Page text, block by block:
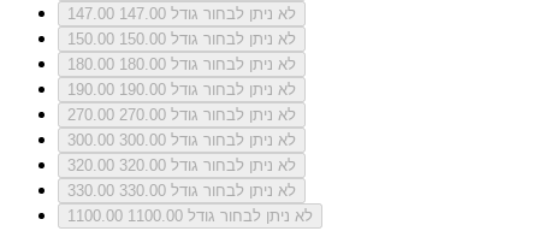
147.00
לא ניתן לבחור גודל 147.00
150.00
לא ניתן לבחור גודל 150.00
180.00
לא ניתן לבחור גודל 180.00
190.00
לא ניתן לבחור גודל 190.00
270.00
לא ניתן לבחור גודל 270.00
300.00
לא ניתן לבחור גודל 300.00
320.00
לא ניתן לבחור גודל 320.00
330.00
לא ניתן לבחור גודל 330.00
1100.00
לא ניתן לבחור גודל 1100.00